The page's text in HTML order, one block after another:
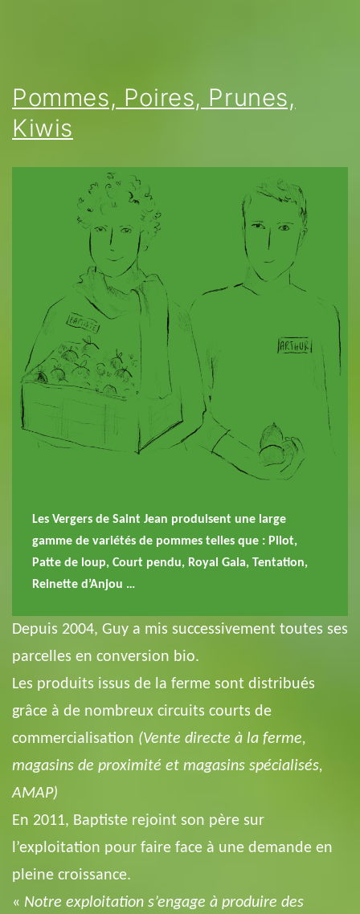
Pommes, Poires, Prunes,
Kiwis
Les Vergers de Saint Jean produisent une large
gamme de variétés de pommes telles que : Pilot,
Patte de loup, Court pendu, Royal Gala, Tentation,
Reinette d’Anjou …
Depuis 2004, Guy a mis successivement toutes ses
parcelles en conversion bio.
Les produits issus de la ferme sont distribués
grâce à de nombreux circuits courts de
commercialisation (Vente directe à la ferme,
magasins de proximité et magasins spécialisés,
AMAP)
En 2011, Baptiste rejoint son père sur
l’exploitation pour faire face à une demande en
pleine croissance.
« Notre exploitation s’engage à produire des